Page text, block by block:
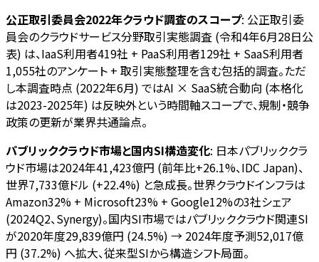
公正取引委員会2022年クラウド調査のスコープ: 公正取引委
員会のクラウドサービス分野取引実態調査 (令和4年6月28日公
表) は、IaaS利用者419社 + PaaS利用者129社 + SaaS利用者
1,055社のアンケート + 取引実態整理を含む包括的調査。ただ
し本調査時点 (2022年6月) ではAI × SaaS統合動向 (本格化
は2023-2025年) は反映外という時間軸スコープで、規制・競争
政策の更新が業界共通論点。
パブリッククラウド市場と国内SI構造変化: 日本パブリッククラ
ウド市場は2024年41,423億円 (前年比+26.1%、IDC Japan)、
世界7,733億ドル (+22.4%) と急成長。世界クラウドインフラは
Amazon32% + Microsoft23% + Google12%の3社シェア
(2024Q2、Synergy)。国内SI市場ではパブリッククラウド関連SI
が2020年度29,839億円 (24.5%) → 2024年度予測52,017億
円 (37.2%) へ拡大、従来型SIから構造シフト局面。